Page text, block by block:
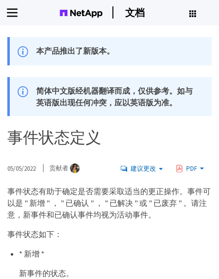
文档
本产品推出了新版本。
简体中文版经机器翻译而成，仅供参考。如与
英语版出现任何冲突，应以英语版为准。
事件状态定义
05/05/2022 贡献者 建议更改 PDF
事件状态有助于确定是否需要采取适当的更正操作。事件可
以是 " 新增 " ， " 已确认 " ， " 已解决 " 或 " 已废弃 " 。请注
意，新事件和已确认事件均视为活动事件。
事件状态如下：
* 新增 *
新事件的状态。